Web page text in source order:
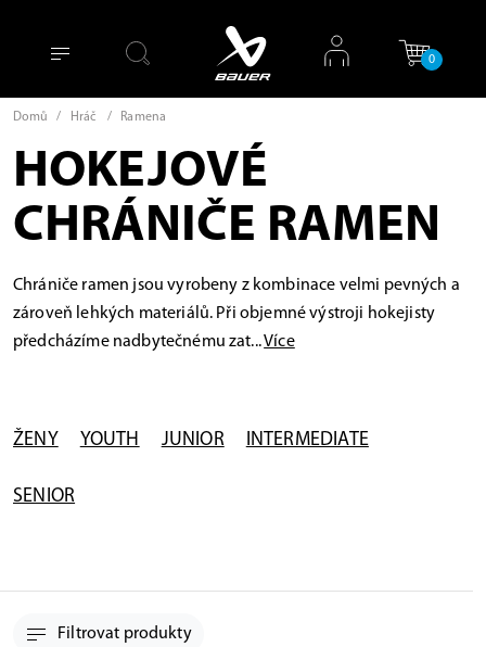
0
Domů / Hráč / Ramena
HOKEJOVÉ
CHRÁNIČE RAMEN
Chrániče ramen jsou vyrobeny z kombinace velmi pevných a
zároveň lehkých materiálů. Při objemné výstroji hokejisty
předcházíme nadbytečnému zat...Více
ŽENY YOUTH JUNIOR INTERMEDIATE
SENIOR
Filtrovat produkty